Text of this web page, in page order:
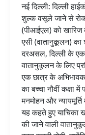
नई दिल्ली: दिल्ली
शुल्क वसूले जाने से
(पीआईएल) को खारिज
एसी (वातानुकूलन) का
दरअसल, दिल्ली के
वातानुकूलन के लिए
एक छात्र के अभिभावक
का बच्चा नौवीं कक्षा
मनमोहन और
यह कहते हुए याचिका
की जाने वाली